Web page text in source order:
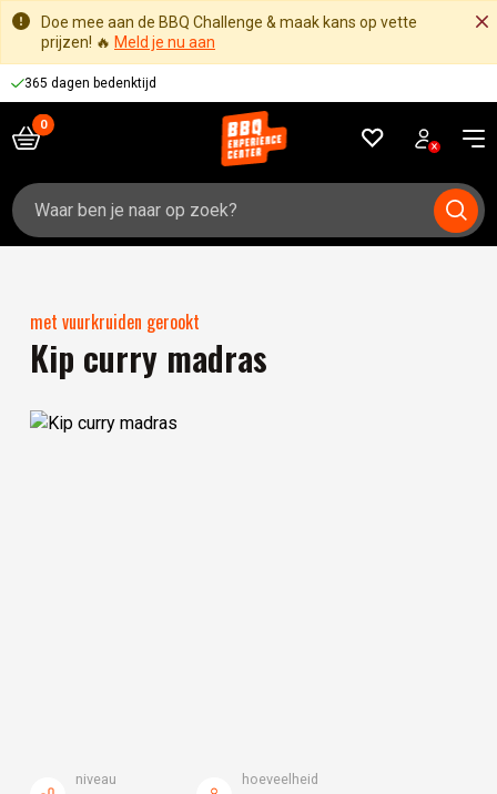
Doe mee aan de BBQ Challenge & maak kans op vette
prijzen! 🔥 Meld je nu aan
365 dagen bedenktijd
Zoeken
naar:
met vuurkruiden gerookt
Kip curry madras
niveau hoeveelheid